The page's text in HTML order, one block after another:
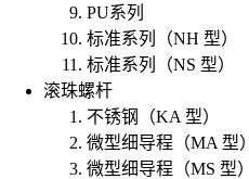
PU系列
标准系列（NH 型）
标准系列（NS 型）
滚珠螺杆
不锈钢（KA 型）
微型细导程（MA 型）
微型细导程（MS 型）